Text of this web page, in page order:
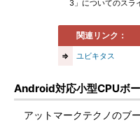
3」についてのスラ
関連リンク：
⇒ ユビキタス
Android対応小型CPUボ
アットマークテクノのブ